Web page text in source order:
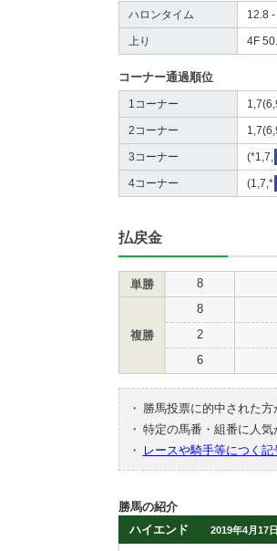
ハロンタイム 12.8
上り 4F
コーナー通過順位
1コーナー
2コーナー
3コーナー (*1,7,
4コーナー (1,7,*
払戻金
単勝 8
複勝
8
2
6
・
勝馬投票に的中された
・ 特定の馬番・組番に人気
・
レースや騎手等につく記
勝馬の紹介
ハイエンド
2019年4月17